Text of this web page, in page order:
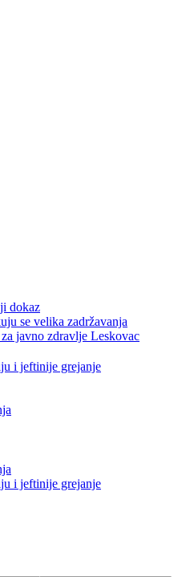
dokaz
se velika zadržavanja
javno zdravlje Leskovac
i jeftinije grejanje
i jeftinije grejanje